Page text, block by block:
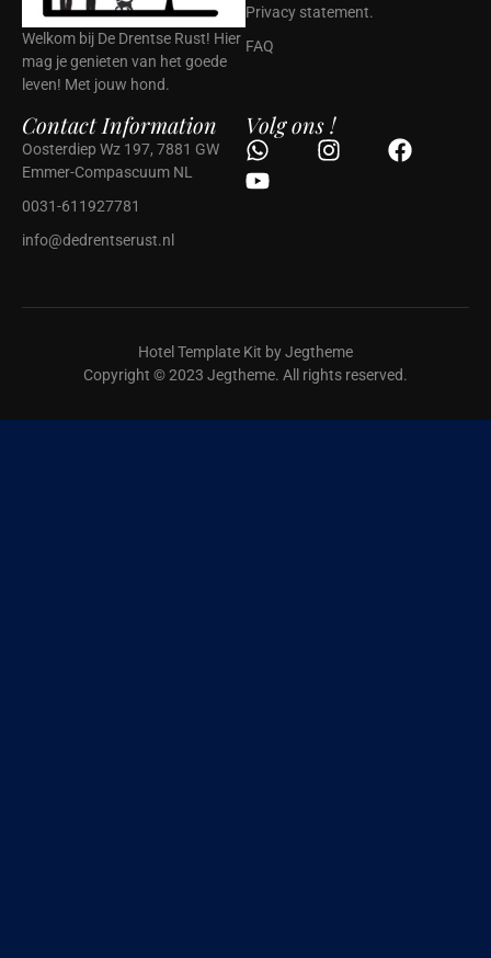
Welkom bij De Drentse Rust! Hier
mag je genieten van het goede
leven! Met jouw hond.
Privacy statement.
FAQ
Contact Information
Oosterdiep Wz 197, 7881 GW
Emmer-Compascuum NL
0031-611927781
info@dedrentserust.nl
Volg ons !
Hotel Template Kit by Jegtheme
Copyright © 2023 Jegtheme. All rights reserved.